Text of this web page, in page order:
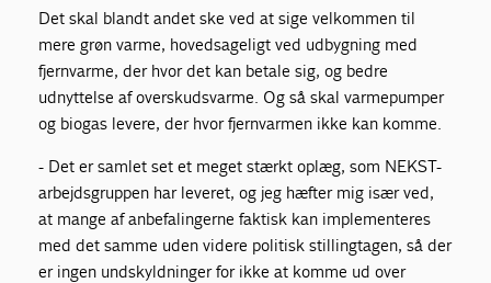
Det skal blandt andet ske ved at sige velkommen til
mere grøn varme, hovedsageligt ved udbygning med
fjernvarme, der hvor det kan betale sig, og bedre
udnyttelse af overskudsvarme. Og så skal varmepumper
og biogas levere, der hvor fjernvarmen ikke kan komme.
- Det er samlet set et meget stærkt oplæg, som NEKST-
arbejdsgruppen har leveret, og jeg hæfter mig især ved,
at mange af anbefalingerne faktisk kan implementeres
med det samme uden videre politisk stillingtagen, så der
er ingen undskyldninger for ikke at komme ud over